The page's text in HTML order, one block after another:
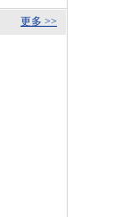
更多 >>